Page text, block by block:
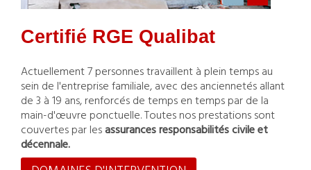
Certifié RGE Qualibat
Actuellement 7 personnes travaillent à plein temps au
sein de l'entreprise familiale, avec des anciennetés allant
de 3 à 19 ans, renforcés de temps en temps par de la
main-d'œuvre ponctuelle. Toutes nos prestations sont
couvertes par lesassurances responsabilités civile et
décennale.